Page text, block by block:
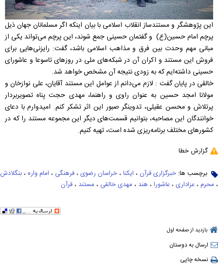
این پژوهشگر و مستندساز انقلاب اسلامی با بیان اینکه اگر مسلمانان جهان ذیل
پرچم امام حسین(ع) و گفتمان حسینی جمع شوند، این پرچم می‌تواند یکی از
مبانی مهم وحدت بین فرق و مذاهب اسلامی باشد، گفت: رایزنی‌هایی برای
فروش این مستند و اکران آن در شبکه‌های ملی در روزهای تاسوعا و عاشورای
حسینی داشته‌ایم که به زودی نتیجه آن مشخص خواهد شد.
خالقی در پایان گفت : لازم می‌دانم از عوامل این مستند آقایان، علی نوازخان و
مولانا امجد حسین به عنوان راوی و راهنما، مهدی حجت پناه تصویربردار
پرتلاش و محسن عقیلی، تدوینگر صبور این اثر تشکر کنم. امیدوارم با دعای
خوانندگان این مصاحبه، بتوانیم قسمت‌های دیگر این مجموعه مستند را که در
کشورهای مختلف برنامه‌ریزی شده است، تهیه کنیم.
گزارش خطا
برچسب ها: خبرگزاری قرآن ، ایکنا ، خراسان رضوی ، فرهنگی ، امام واره ، بنگلادش
، محرم ، عزاداری ، عاشورا ، هند ، مهدی خالقی ، مستند ، قرآن
بازدید از صفحه اول
ارسال به دوستان
نسخه چاپی